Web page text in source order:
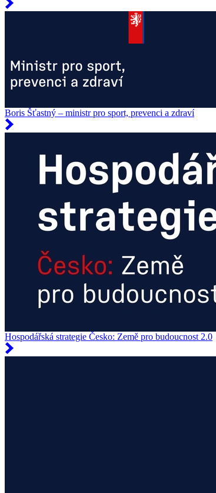
Boris Šťastný – ministr pro sport, prevenci a zdraví
Hospodářská strategie Česko: Země pro budoucnost 2.0